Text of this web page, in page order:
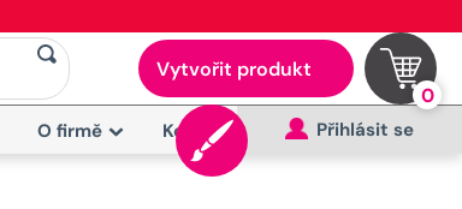
Vytvořit produkt
0
O firmě Kontakt Přihlásit se